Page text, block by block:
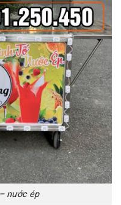
nước ép